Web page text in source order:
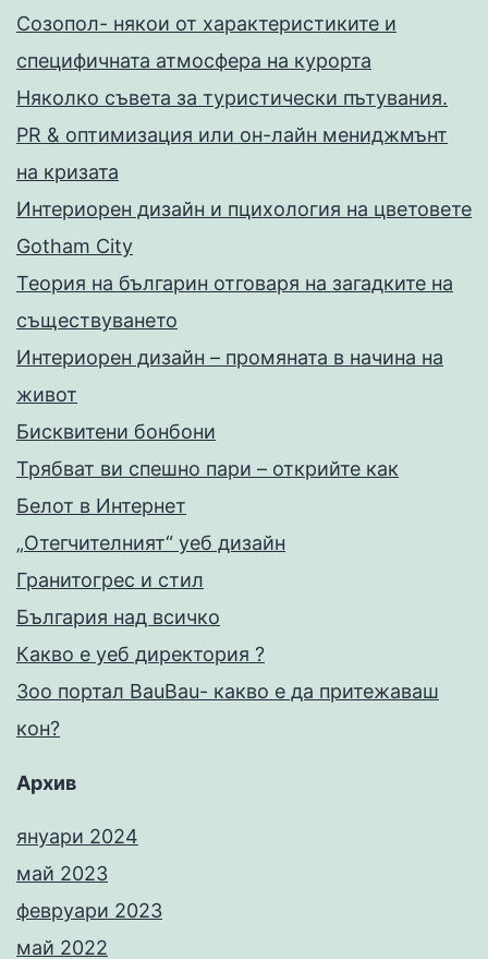
Созопол- някои от характеристиките и
специфичната атмосфера на курорта
Няколко съвета за туристически пътувания.
PR & оптимизация или он-лайн мениджмънт
на кризата
Интериорен дизайн и пцихология на цветовете
Gotham City
Теория на българин отговаря на загадките на
съществуването
Интериорен дизайн – промяната в начина на
живот
Бисквитени бонбони
Трябват ви спешно пари – открийте как
Белот в Интернет
„Отегчителният“ уеб дизайн
Гранитогрес и стил
България над всичко
Какво е уеб директория ?
Зоо портал BauBau- какво е да притежаваш
кон?
Архив
януари 2024
май 2023
февруари 2023
май 2022